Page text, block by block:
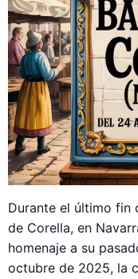
Durante el último fin
de Corella, en
homenaje a su
octubre de 2025, la